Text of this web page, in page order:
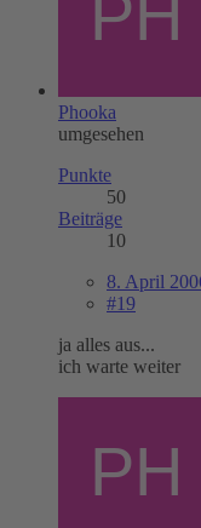
Phooka
umgesehen
Punkte
50
Beiträge
10
8. April
#19
ja alles aus...
ich warte weiter